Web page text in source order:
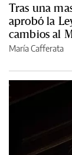
Tras una
aprobó la
cambios al
María Cafferata